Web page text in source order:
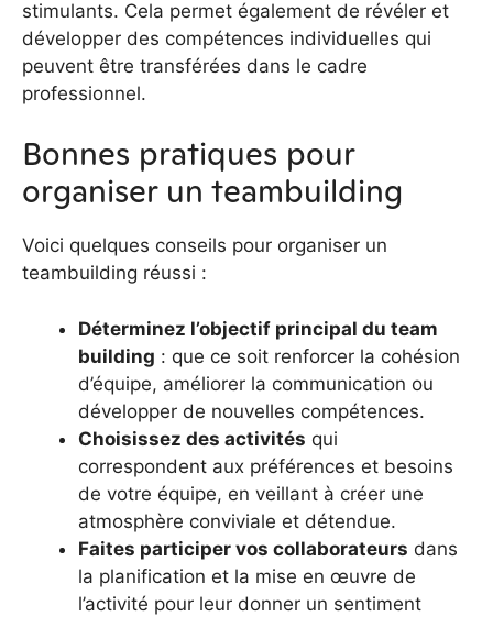
stimulants. Cela permet également de révéler et
développer des compétences individuelles qui
peuvent être transférées dans le cadre
professionnel.
Bonnes pratiques pour
organiser un teambuilding
Voici quelques conseils pour organiser un
teambuilding réussi :
Déterminez l’objectif principal du team
building : que ce soit renforcer la cohésion
d’équipe, améliorer la communication ou
développer de nouvelles compétences.
Choisissez des activités qui
correspondent aux préférences et besoins
de votre équipe, en veillant à créer une
atmosphère conviviale et détendue.
Faites participer vos collaborateurs dans
la planification et la mise en œuvre de
l’activité pour leur donner un sentiment